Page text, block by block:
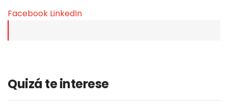
Facebook LinkedIn
Quizá te interese